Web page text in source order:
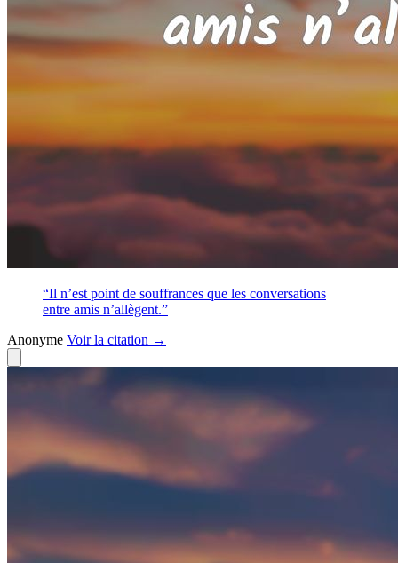
“Il n’est point de souffrances que les conversations
entre amis n’allègent.”
Anonyme Voirla citation →